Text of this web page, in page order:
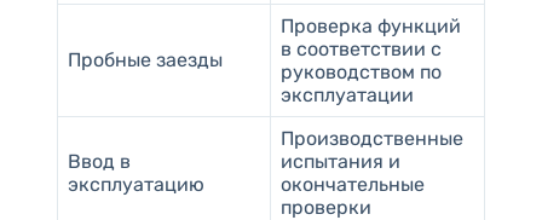
Пробные заезды
Проверка функций
в соответствии с
руководством по
эксплуатации
Ввод в
эксплуатацию
Производственные
испытания и
окончательные
проверки